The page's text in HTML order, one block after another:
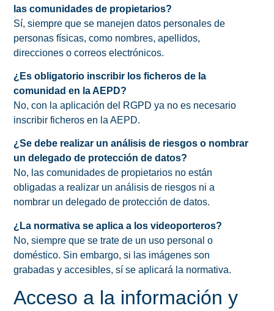
las comunidades de propietarios?
Sí, siempre que se manejen datos personales de
personas físicas, como nombres, apellidos,
direcciones o correos electrónicos.
¿Es obligatorio inscribir los ficheros de la
comunidad en la AEPD?
No, con la aplicación del RGPD ya no es necesario
inscribir ficheros en la AEPD.
¿Se debe realizar un análisis de riesgos o nombrar
un delegado de protección de datos?
No, las comunidades de propietarios no están
obligadas a realizar un análisis de riesgos ni a
nombrar un delegado de protección de datos.
¿La normativa se aplica a los videoporteros?
No, siempre que se trate de un uso personal o
doméstico. Sin embargo, si las imágenes son
grabadas y accesibles, sí se aplicará la normativa.
Acceso a la información y